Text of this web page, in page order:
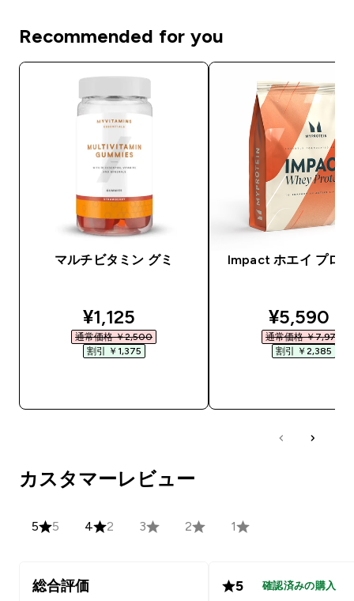
Recommended for you
マルチビタミン グミ
discounted price
¥1,125‎
通常価格 ￥2,500‎
割引 ￥1,375‎
Impact ホエイ プロ
¥5,590‎
通常価格 ￥7,975‎
割引 ￥2,385‎
カスタマーレビュー
5 5 4 2 3 2 1
総合評価 5 確認済みの購入